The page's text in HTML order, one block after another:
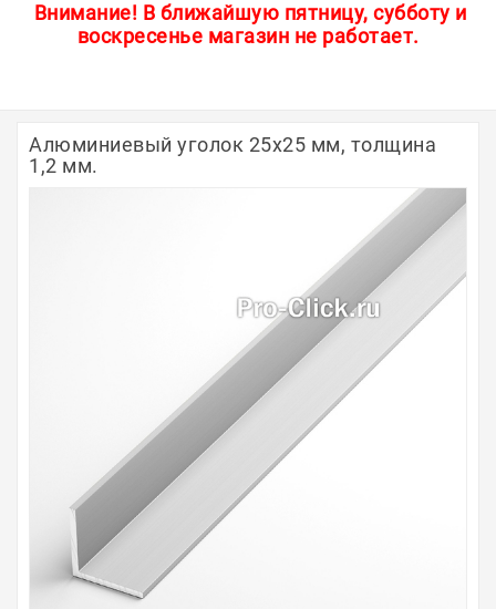
Внимание! В ближайшую пятницу, субботу и
воскресенье магазин не работает.
Защитные уголки
Полосы из металла
Крепёж и крепления
Садовая мебель
Оплата
Доставка
Самовывоз
Алюминиевый уголок 25х25 мм, толщина
1,2 мм.